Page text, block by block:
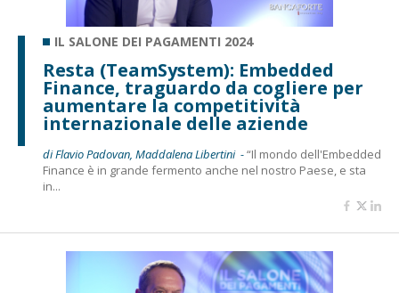
IL SALONE DEI PAGAMENTI 2024
Resta (TeamSystem): Embedded
Finance, traguardo da cogliere per
aumentare la competitività
internazionale delle aziende
di Flavio Padovan, Maddalena Libertini -“Il mondo dell'Embedded
Finance è in grande fermento anche nel nostro Paese, e sta
in...